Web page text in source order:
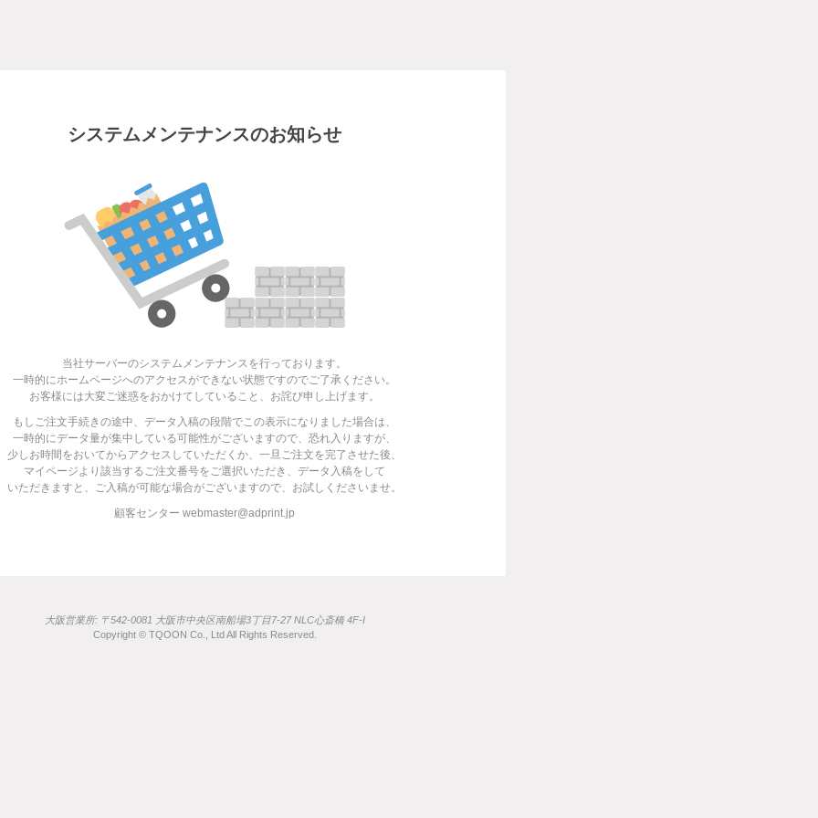
システムメンテナンスのお知らせ
当社サーバーのシステムメンテナンスを行っております。
一時的にホームページへのアクセスができない状態ですのでご了承ください。
お客様には大変ご迷惑をおかけてしていること、お詫び申し上げます。
もしご注文手続きの途中、データ入稿の段階でこの表示になりました場合は、
一時的にデータ量が集中している可能性がございますので、恐れ入りますが、
少しお時間をおいてからアクセスしていただくか、一旦ご注文を完了させた後、
マイページより該当するご注文番号をご選択いただき、データ入稿をして
いただきますと、ご入稿が可能な場合がございますので、お試しくださいませ。
顧客センター webmaster@adprint.jp
大阪営業所: 〒542-0081 大阪市中央区南船場3丁目7-27 NLC心斎橋 4F-I
Copyright © TQOON Co., Ltd All Rights Reserved.